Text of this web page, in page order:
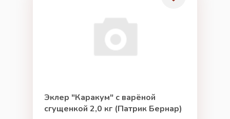
Эклер "Каракум" с варёной
сгущенкой 2,0 кг (Патрик Бернар)